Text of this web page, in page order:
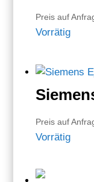
Preis auf
Vorrätig
Preis auf
Vorrätig